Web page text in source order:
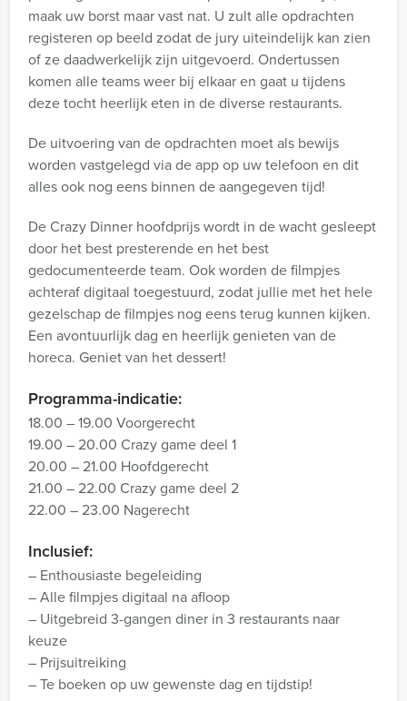
maak uw borst maar vast nat. U zult alle opdrachten
registeren op beeld zodat de jury uiteindelijk kan zien
of ze daadwerkelijk zijn uitgevoerd. Ondertussen
komen alle teams weer bij elkaar en gaat u tijdens
deze tocht heerlijk eten in de diverse restaurants.
De uitvoering van de opdrachten moet als bewijs
worden vastgelegd via de app op uw telefoon en dit
alles ook nog eens binnen de aangegeven tijd!
De Crazy Dinner hoofdprijs wordt in de wacht gesleept
door het best presterende en het best
gedocumenteerde team. Ook worden de filmpjes
achteraf digitaal toegestuurd, zodat jullie met het hele
gezelschap de filmpjes nog eens terug kunnen kijken.
Een avontuurlijk dag en heerlijk genieten van de
horeca. Geniet van het dessert!
Programma-indicatie:
18.00 – 19.00 Voorgerecht
19.00 – 20.00 Crazy game deel 1
20.00 – 21.00 Hoofdgerecht
21.00 – 22.00 Crazy game deel 2
22.00 – 23.00 Nagerecht
Inclusief:
– Enthousiaste begeleiding
– Alle filmpjes digitaal na afloop
– Uitgebreid 3-gangen diner in 3 restaurants naar
keuze
– Prijsuitreiking
– Te boeken op uw gewenste dag en tijdstip!